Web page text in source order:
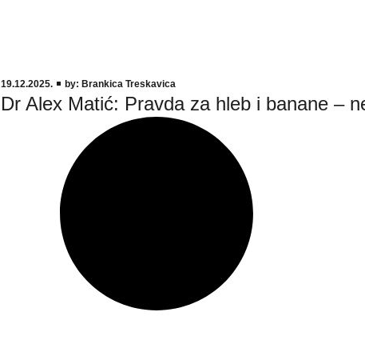
19.12.2025. by: Brankica Treskavica
Dr Alex Matić: Pravda za hleb i banane –